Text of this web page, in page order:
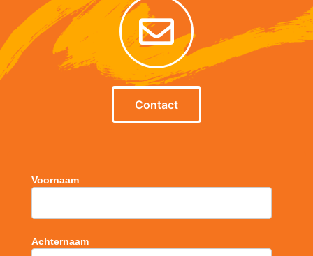
Contact
Voornaam
Achternaam